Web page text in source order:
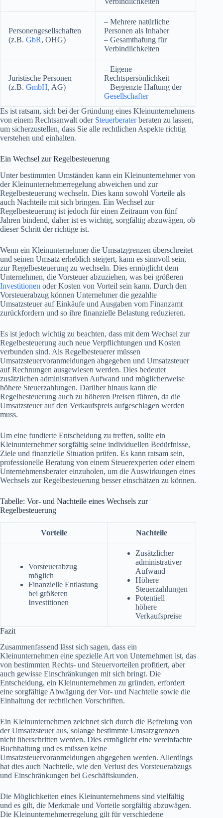
Personengesellschaften
(z.B. GbR, OHG)
– Mehrere natürliche
Personen als Inhaber
– Gesamthafung für
Verbindlichkeiten
Juristische Personen
(z.B. GmbH, AG)
– Eigene
Rechtspersönlichkeit
– Begrenzte Haftung der
Gesellschafter
Es ist ratsam, sich bei der Gründung eines Kleinunternehmens
von einem Rechtsanwalt oder Steuerberaterberaten zu lassen,
um sicherzustellen, dass Sie alle rechtlichen Aspekte richtig
verstehen und einhalten.
Ein Wechsel zur Regelbesteuerung
Unter bestimmten Umständen kann ein Kleinunternehmer von
der Kleinunternehmerregelung abweichen und zur
Regelbesteuerung wechseln. Dies kann sowohl Vorteile als
auch Nachteile mit sich bringen. Ein Wechsel zur
Regelbesteuerung ist jedoch für einen Zeitraum von fünf
Jahren bindend, daher ist es wichtig, sorgfältig abzuwägen, ob
dieser Schritt der richtige ist.
Wenn ein Kleinunternehmer die Umsatzgrenzen überschreitet
und seinen Umsatz erheblich steigert, kann es sinnvoll sein,
zur Regelbesteuerung zu wechseln. Dies ermöglicht dem
Unternehmen, die Vorsteuer abzuziehen, was bei größeren
Investitionen oder Kosten von Vorteil sein kann. Durch den
Vorsteuerabzug können Unternehmer die gezahlte
Umsatzsteuer auf Einkäufe und Ausgaben vom Finanzamt
zurückfordern und so ihre finanzielle Belastung reduzieren.
Es ist jedoch wichtig zu beachten, dass mit dem Wechsel zur
Regelbesteuerung auch neue Verpflichtungen und Kosten
verbunden sind. Als Regelbesteuerer müssen
Umsatzsteuervoranmeldungen abgegeben und Umsatzsteuer
auf Rechnungen ausgewiesen werden. Dies bedeutet
zusätzlichen administrativen Aufwand und möglicherweise
höhere Steuerzahlungen. Darüber hinaus kann die
Regelbesteuerung auch zu höheren Preisen führen, da die
Umsatzsteuer auf den Verkaufspreis aufgeschlagen werden
muss.
Um eine fundierte Entscheidung zu treffen, sollte ein
Kleinunternehmer sorgfältig seine individuellen Bedürfnisse,
Ziele und finanzielle Situation prüfen. Es kann ratsam sein,
professionelle Beratung von einem Steuerexperten oder einem
Unternehmensberater einzuholen, um die Auswirkungen eines
Wechsels zur Regelbesteuerung besser einschätzen zu können.
Tabelle: Vor- und Nachteile eines Wechsels zur
Regelbesteuerung
Vorteile Nachteile
Vorsteuerabzug
möglich
Finanzielle Entlastung
bei größeren
Investitionen
Zusätzlicher
administrativer
Aufwand
Höhere
Steuerzahlungen
Potentiell
höhere
Verkaufspreise
Fazit
Zusammenfassend lässt sich sagen, dass ein
Kleinunternehmen eine spezielle Art von Unternehmen ist, das
von bestimmten Rechts- und Steuervorteilen profitiert, aber
auch gewisse Einschränkungen mit sich bringt. Die
Entscheidung, ein Kleinunternehmen zu gründen, erfordert
eine sorgfältige Abwägung der Vor- und Nachteile sowie die
Einhaltung der rechtlichen Vorschriften.
Ein Kleinunternehmen zeichnet sich durch die Befreiung von
der Umsatzsteuer aus, solange bestimmte Umsatzgrenzen
nicht überschritten werden. Dies ermöglicht eine vereinfachte
Buchhaltung und es müssen keine
Umsatzsteuervoranmeldungen abgegeben werden. Allerdings
hat dies auch Nachteile, wie den Verlust des Vorsteuerabzugs
und Einschränkungen bei Geschäftskunden.
Die Möglichkeiten eines Kleinunternehmens sind vielfältig
und es gilt, die Merkmale und Vorteile sorgfältig abzuwägen.
Die Kleinunternehmerregelung gilt für verschiedene